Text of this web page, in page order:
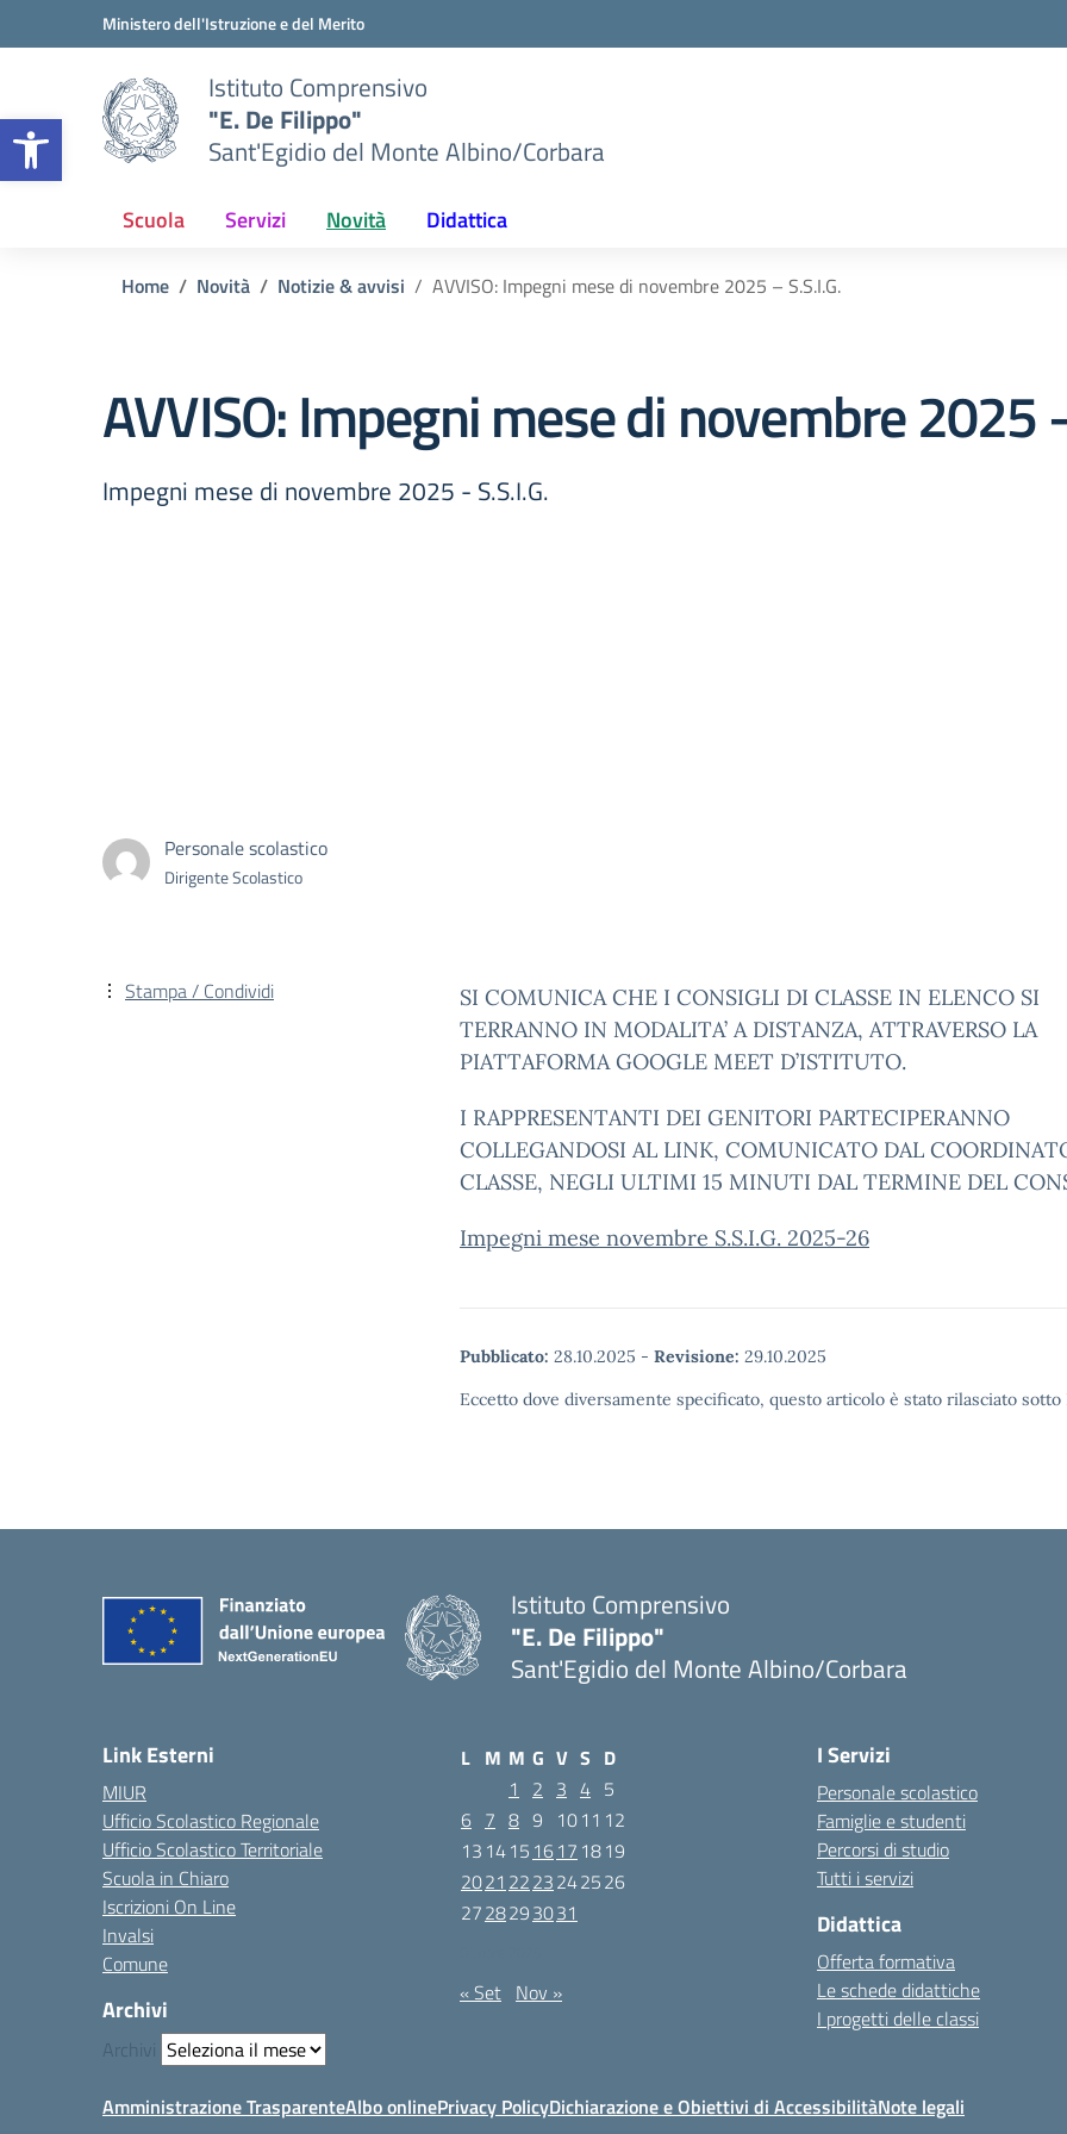
Apri la barra degli strumenti
Vai ai contenuti
Vai al menu di navigazioneMinistero dell'Istruzione e del Merito
Istituto Comprensivo
"E. De Filippo"
Sant'Egidio del Monte Albino/Corbara
Scuola Servizi Novità Didattica
Home Novità Notizie & avvisi AVVISO: Impegni mese di novembre 2025 – S.S.I.G.
AVVISO: Impegni mese di novembre 2025
Impegni mese di novembre 2025 - S.S.I.G.
Personale scolastico
Dirigente Scolastico
SI COMUNICA CHE I CONSIGLI DI CLASSE IN ELENCO SI
TERRANNO IN MODALITA’ A DISTANZA, ATTRAVERSO LA
PIATTAFORMA GOOGLE MEET D’ISTITUTO.
I RAPPRESENTANTI DEI GENITORI PARTECIPERANNO
COLLEGANDOSI AL LINK, COMUNICATO DAL
CLASSE, NEGLI ULTIMI 15 MINUTI DAL TERMINE DEL
Impegni mese novembre S.S.I.G. 2025-26
Pubblicato: 28.10.2025 - Revisione: 29.10.2025
Eccetto dove diversamente specificato, questo articolo è stato rilasciato
Stampa / Condividi
Istituto Comprensivo
"E. De Filippo"
Sant'Egidio del Monte Albino/Corbara
Link Esterni
MIUR
Ufficio Scolastico Regionale
Ufficio Scolastico Territoriale
Scuola in Chiaro
Iscrizioni On Line
Invalsi
Comune
Archivi
Archivi
L M M G V S D
1
2 3 4 5
6 7 8 9 1011 12
13 1415 1617 1819
2021 2223242526
2728293031
« Set Nov »
I Servizi
Personale scolastico
Famiglie e studenti
Percorsi di studio
Tutti i servizi
Didattica
Offerta formativa
Le schede didattiche
I progetti delle classi
Amministrazione TrasparenteAlbo onlinePrivacy PolicyDichiarazione e Obiettivi di AccessibilitàNote legali